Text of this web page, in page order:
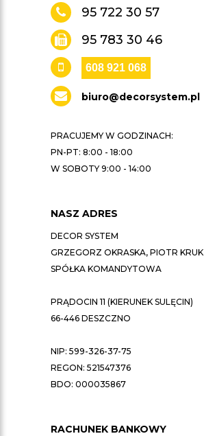
95 722 30 57
95 783 30 46
608 921 068
biuro@decorsystem.pl
PRACUJEMY W GODZINACH:
PN-PT: 8:00 - 18:00
W SOBOTY 9:00 - 14:00
NASZ ADRES
DECOR SYSTEM
GRZEGORZ OKRASKA, PIOTR KRUK
SPÓŁKA KOMANDYTOWA
PRĄDOCIN 11 (KIERUNEK SULĘCIN)
66-446 DESZCZNO
NIP: 599-326-37-75
REGON: 521547376
BDO: 000035867
RACHUNEK BANKOWY